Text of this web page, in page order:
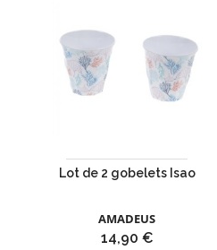
Lot de 2 gobelets Isao
AMADEUS
Prix
14,90 €